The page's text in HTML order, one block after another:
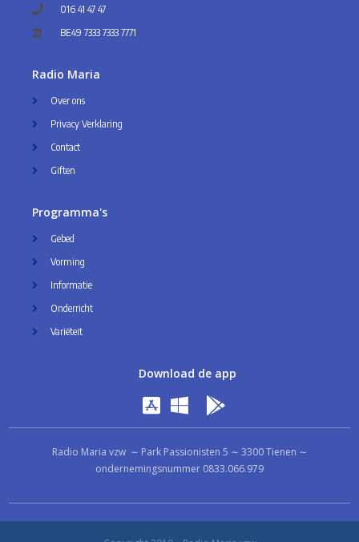
016 41 47 47
BE49 7333 7333 7771
Radio Maria
Over ons
Privacy Verklaring
Contact
Giften
Programma's
Gebed
Vorming
Informatie
Onderricht
Variëteit
Download de app
Radio Maria vzw ∼ Park Passionisten 5 ∼ 3300 Tienen ∼
ondernemingsnummer 0833.066.979